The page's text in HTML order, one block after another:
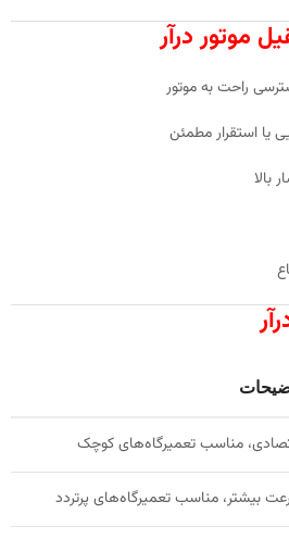
موتور درآر
راحت به موتور
یا استقرار مطمئن
بالا
مناسب تعمیرگاه‌های کوچک
بیشتر، مناسب تعمیرگاه‌های پرتردد